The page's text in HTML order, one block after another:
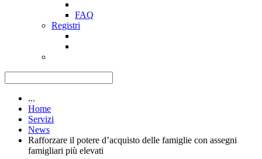
FAQ
Registri
...
Home
Servizi
News
Rafforzare il potere d’acquisto delle famiglie con assegni
famigliari più elevati